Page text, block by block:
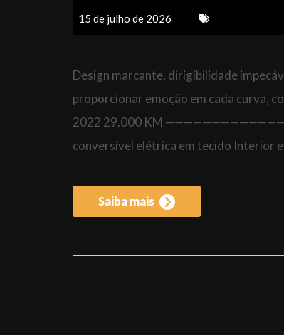
15 de julho de 2026
Design marcante, dirigibilidade
proporcionar emoção em cada curva,
2022 29.000 KM
conversível elétrica em tecido Interior
Saiba mais